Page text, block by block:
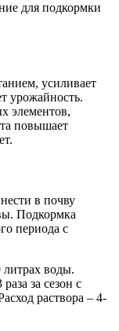
для подкормки
усиливает
урожайность.
элементов,
повышает
в почву
Подкормка
периода с
литрах воды.
за сезон с
раствора – 4-